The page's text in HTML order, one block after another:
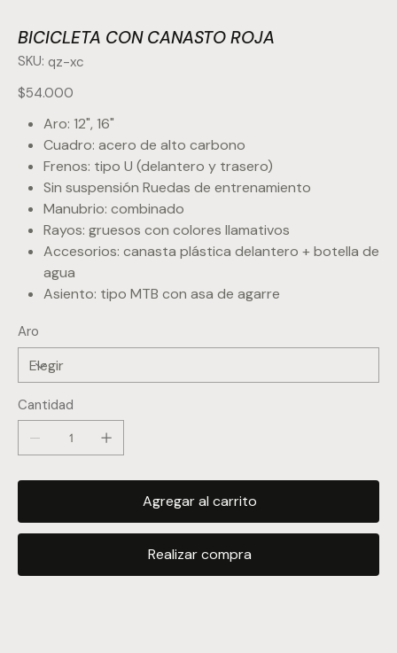
BICICLETA CON CANASTO ROJA
SKU:
SKU
qz-
qz-xc
Precio
$54.000
Aro: 12", 16"
Cuadro: acero de alto carbono
Frenos: tipo U (delantero y trasero)
Sin suspensión Ruedas de entrenamiento
Manubrio: combinado
Rayos: gruesos con colores llamativos
Accesorios: canasta plástica delantero + botella de
agua
Asiento: tipo MTB con asa de agarre
Aro
Cantidad
Agregar al carrito
Realizar compra